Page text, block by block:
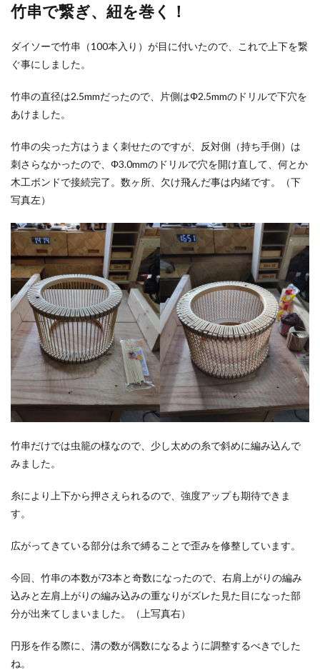
竹串で繋ぎ、紐を巻く！
ダイソーで竹串（100本入り）が目に付いたので、これで上下を繋
ぐ事にしました。
竹串の直径は2.5mmだったので、片側はΦ2.5mmのドリルで下穴を
あけました。
竹串の尖った方はうまく刺せたのですが、反対側（持ち手側）は
刺さらなかったので、Φ3.0mmのドリルで穴を開け直して、何とか
木工ボンドで接続完了。数ヶ所、欠け飛んだ事は内緒です。（下
写真左）
竹串だけでは虫籠の様なので、少し太めの糸で斜めに編み込んで
みました。
糸により上下から押さえられるので、強度アップも期待できま
す。
広がってきている部分は糸で縛ることで歪みを修整しています。
今回、竹串の本数が73本と奇数になったので、右肩上がりの編み
込みと左肩上がりの編み込みの重なりがズレた見た目になった部
分が出来てしまいました。（上写真右）
円形を作る際に、溝の数が偶数になるように調整するべきでした
ね。